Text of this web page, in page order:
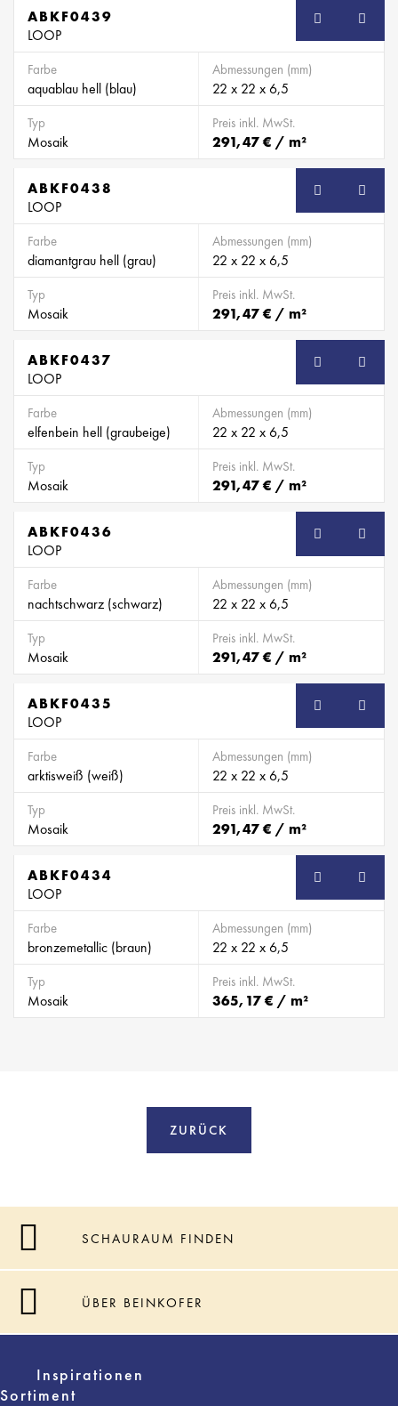
SB
ABKF0439
LOOP
Farbe
aquablau hell (blau)
Abmessungen (mm)
22 x 22 x 6,5
Typ
Mosaik
Preis inkl. MwSt.
291,47 € / m²
SB
ABKF0438
LOOP
Farbe
diamantgrau hell (grau)
Abmessungen (mm)
22 x 22 x 6,5
Typ
Mosaik
Preis inkl. MwSt.
291,47 € / m²
SB
ABKF0437
LOOP
Farbe
elfenbein hell (graubeige)
Abmessungen (mm)
22 x 22 x 6,5
Typ
Mosaik
Preis inkl. MwSt.
291,47 € / m²
SB
ABKF0436
LOOP
Farbe
nachtschwarz (schwarz)
Abmessungen (mm)
22 x 22 x 6,5
Typ
Mosaik
Preis inkl. MwSt.
291,47 € / m²
SB
ABKF0435
LOOP
Farbe
arktisweiß (weiß)
Abmessungen (mm)
22 x 22 x 6,5
Typ
Mosaik
Preis inkl. MwSt.
291,47 € / m²
SB
ABKF0434
LOOP
Farbe
bronzemetallic (braun)
Abmessungen (mm)
22 x 22 x 6,5
Typ
Mosaik
Preis inkl. MwSt.
365,17 € / m²
ZURÜCK
SCHAURAUM FINDEN
ÜBER BEINKOFER
Inspirationen
Sortiment